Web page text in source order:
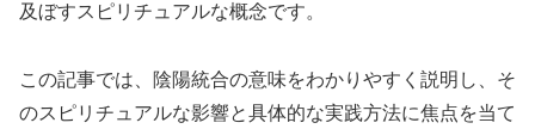
及ぼすスピリチュアルな概念です。
この記事では、陰陽統合の意味をわかりやすく説明し、そ
のスピリチュアルな影響と具体的な実践方法に焦点を当て